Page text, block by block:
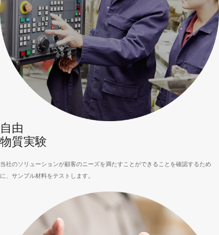
自由
物質実験
当社のソリューションが顧客のニーズを満たすことができることを確認するため
に、サンプル材料をテストします。